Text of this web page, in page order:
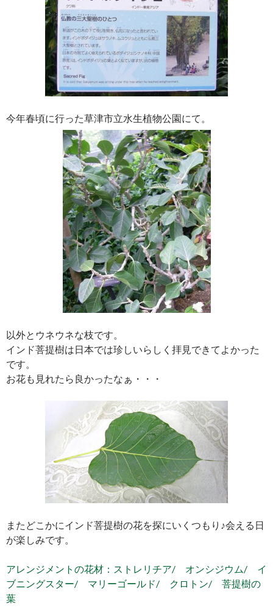
今年春頃に行った草津市立水生植物公園にて。
以外とウネウネな枝です。
インド菩提樹は日本では珍しいらしく拝見できてよかった
です。
お花も見れたら良かったなぁ・・・
またどこかにインド菩提樹の花を探にいくつもり♪会える日
が楽しみです。
アレンジメントの花材：ストレリチア/ オンシジウム/ イ
ブニングスター/ マリーゴールド/ クロトン/ 菩提樹の
葉